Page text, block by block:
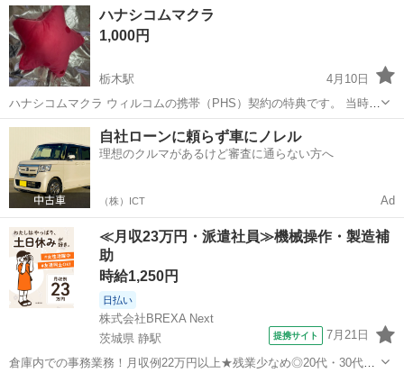
のクッションも、去年1000円以上での購入記憶があり、使用してませ
ん。2点での、お値段です。...
栃木 鹿沼市 ファブリック、カバー
ハナシコムマクラ
1,000円
栃木駅
4月10日
ハナシコムマクラ ウィルコムの携帯（PHS）契約の特典です。 当時は
このクッションが大人気で 某ヤ〇ーオークションでは 10,000円以上で
取引されていました。 私も全色揃えました。 その後、袋からも出さず
ずっと大切にし...
栃木 栃木市 栃木駅 ファブリック、カバー
オークション
自社ローンに頼らず車にノレル
理想のクルマがあるけど審査に通らない方へ
（株）ICT Ad
≪月収23万円・派遣社員≫機械操作・製造補
助
時給1,250円
日払い
株式会社BREXA Next
茨城県 静駅
提携サイト 7月21日
倉庫内での事務業務！月収例22万円以上★残業少なめ◎20代・30代・